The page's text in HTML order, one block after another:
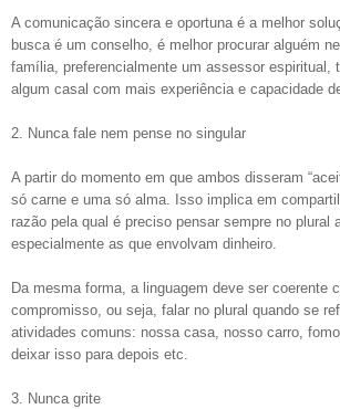
A comunicação sincera e oportuna é a melhor
busca é um conselho, é melhor procurar alguém
família, preferencialmente um assessor espiritual,
algum casal com mais experiência e capacidade
2. Nunca fale nem pense no singular
A partir do momento em que ambos disseram
só carne e uma só alma. Isso implica em
razão pela qual é preciso pensar sempre no plural
especialmente as que envolvam dinheiro.
Da mesma forma, a linguagem deve ser coerente
compromisso, ou seja, falar no plural quando se
atividades comuns: nossa casa, nosso carro,
deixar isso para depois etc.
3. Nunca grite